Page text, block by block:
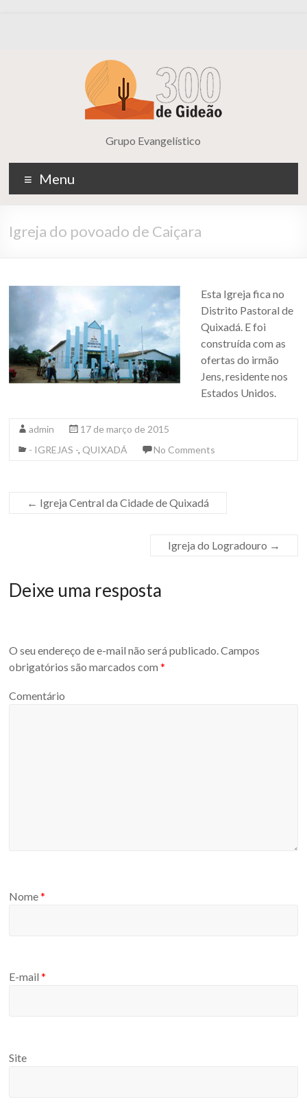
Grupo Evangelístico
Menu
Igreja do povoado de Caiçara
Esta Igreja fica no
Distrito Pastoral de
Quixadá. E foi
construída com as
ofertas do irmão
Jens, residente nos
Estados Unidos.
admin
17 de março de 2015
- IGREJAS -, QUIXADÁ No Comments
← Igreja Central da Cidade de Quixadá
Igreja do Logradouro →
Deixe uma resposta
O seu endereço de e-mail não será publicado.Campos
obrigatórios são marcados com*
Comentário
Nome*
E-mail*
Site